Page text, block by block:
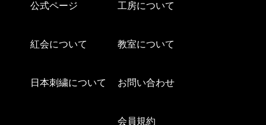
公式ページ
紅会について
日本刺繍について
工房について
教室について
お問い合わせ
会員規約